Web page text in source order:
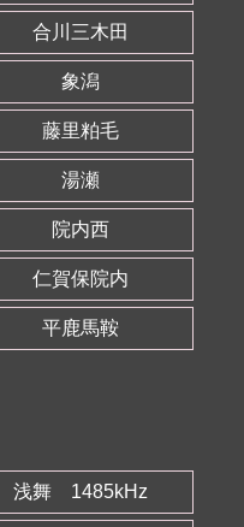
合川三木田
象潟
藤里粕毛
湯瀬
院内西
仁賀保院内
平鹿馬鞍
浅舞 1485kHz